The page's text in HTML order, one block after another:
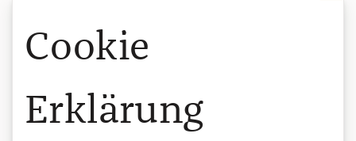
Pfeffer
Kräuter
Zubereitung
Für den Pinsa-Teig die Mehle in einer Rührschüssel
Cookie
Erklärung